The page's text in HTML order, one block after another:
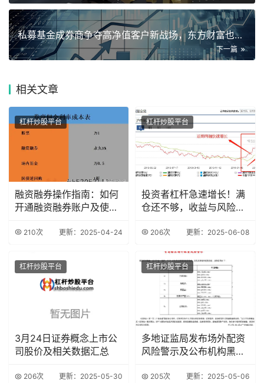
私募基金成券商争夺高净值客户新战场，东方财富也在筹划入局？
下一篇
相关文章
杠杆炒股平台
融资融券操作指南：如何
开通融资融券账户及使用
210次 更新：2025-04-24
杠杆炒股平台
投资者杠杆急速增长！满
仓还不够，收益与风险并
206次 更新：2025-06-08
杠杆炒股平台
3月24日证券概念上市公
司股价及相关数据汇总
206次 更新：2025-05-30
杠杆炒股平台
多地证监局发布场外配资
风险警示及公布机构黑名
205次 更新：2025-05-06